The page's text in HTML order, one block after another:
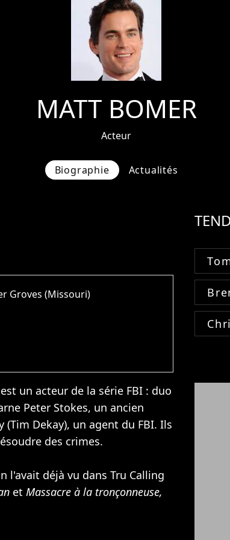
MATT BOMER
Acteur
Biographie Actualités
Groves (Missouri)
un acteur de la série FBI : duo
Peter Stokes, un ancien
Dekay), un agent du FBI. Ils
des crimes.
l'avait déjà vu dans Tru Calling
et Massacre à la tronçonneuse,